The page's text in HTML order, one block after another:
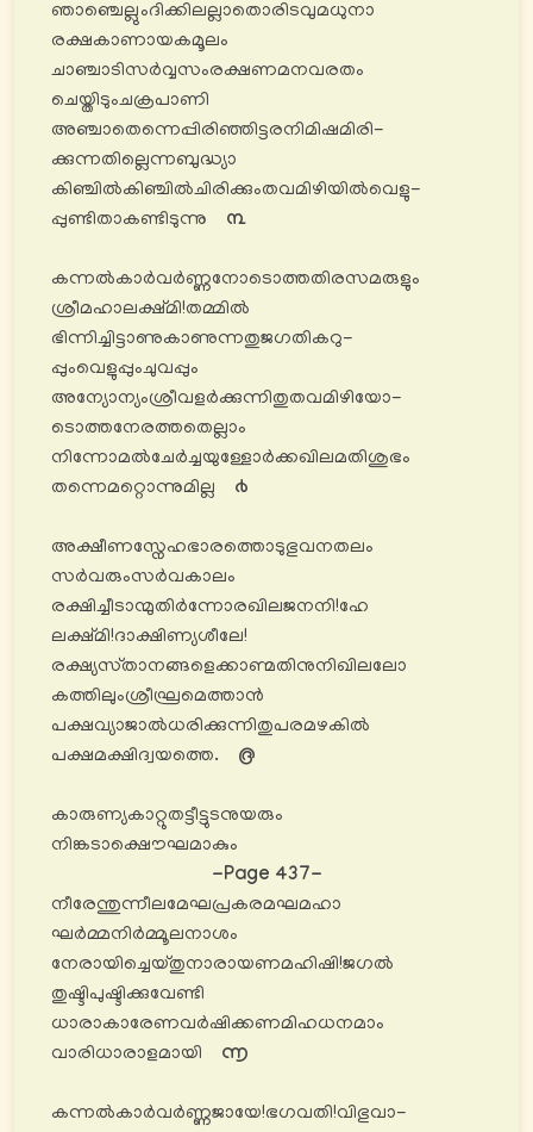
ഞാഞ്ചെല്ലുംദിക്കിലല്ലാതൊരിടവുമധുനാ
രക്ഷകാണായകമൂലം
ചാഞ്ചാടിസർവ്വസംരക്ഷണമനവരതം
ചെയ്തിടുംചക്രപാണി
അഞ്ചാതെന്നെപ്പിരിഞ്ഞിട്ടരനിമിഷമിരി-
ക്കുന്നതില്ലെന്നബുദ്ധ്യാ
കിഞ്ചിൽകിഞ്ചിൽചിരിക്കുംതവമിഴിയിൽവെളു-
പ്പുണ്ടിതാകണ്ടിടുന്നു ൩
കന്നൽകാർവർണ്ണനോടൊത്തതിരസമരുളും
ശ്രീമഹാലക്ഷ്മി!തമ്മിൽ
ഭിന്നിച്ചിട്ടാണുകാണുന്നതുജഗതികറു-
പ്പുംവെളുപ്പുംചുവപ്പും
അന്യോന്യംശ്രീവളർക്കുന്നിതുതവമിഴിയോ-
ടൊത്തനേരത്തതെല്ലാം
നിന്നോമൽചേർച്ചയുള്ളോർക്കഖിലമതിശുഭം
തന്നെമറ്റൊന്നുമില്ല ൪
അക്ഷീണസ്നേഹഭാരത്തൊടുഭുവനതലം
സർവരുംസർവകാലം
രക്ഷിച്ചീടാന്മുതിർന്നോരഖിലജനനി!ഹേ
ലക്ഷ്മി!ദാക്ഷിണ്യശീലേ!
രക്ഷ്യസ്‌താനങ്ങളെക്കാണ്മതിനുനിഖിലലോ
കത്തിലുംശ്രീഘ്രമെത്താൻ
പക്ഷവ്യാജാൽധരിക്കുന്നിതുപരമഴകിൽ
പക്ഷമക്ഷിദ്വയത്തെ. ൫
കാരുണ്യകാറ്റുതട്ടീട്ടുടനുയരും
നിങ്കടാക്ഷൌഘമാകും
-Page 437-
നീരേന്തുന്നീലമേഘപ്രകരമഘമഹാ
ഘർമ്മനിർമ്മൂലനാശം
നേരായിച്ചെയ്തുനാരായണമഹിഷി!ജഗൽ
തുഷ്ടിപുഷ്ടിക്കുവേണ്ടി
ധാരാകാരേണവർഷിക്കണമിഹധനമാം
വാരിധാരാളമായി ൬
കന്നൽകാർവർണ്ണജായേ!ഭഗവതി!വിഭുവാ-